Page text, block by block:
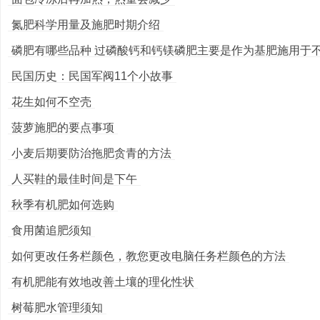
氮肥科学用量及施肥时期介绍
磷肥有哪些品种 过磷酸钙和钙镁磷肥主要是作为基肥施用于
民国历史：民国军阀11个小故事
花生如何不空壳
菠萝施肥的要点事项
小麦后期要防治拖肥贪青的方法
人买鞋的最佳时间是下午
秋季有机肥如何选购
食用菌追肥须知
如何更改任务栏颜色，教您更改电脑任务栏颜色的方法
有机肥能有效地改善土壤的理化性状
树莓肥水管理须知